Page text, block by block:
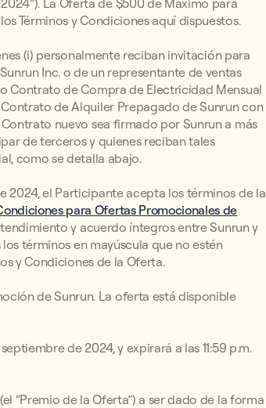
La Oferta de $500 de Maximo para
Términos y Condiciones aquí dispuestos.
(i) personalmente reciban invitación para
Inc. o de un representante de ventas
Contrato de Compra de Electricidad Mensual
de Alquiler Prepagado de Sunrun con
nuevo sea firmado por Sunrun a más
de terceros y quienes reciban tales
como se detalla abajo.
el Participante acepta los términos de la
para Ofertas Promocionales de
y acuerdo íntegros entre Sunrun y
términos en mayúscula que no estén
y Condiciones de la Oferta.
de Sunrun. La oferta está disponible
de 2024, y expirará a las 11:59 p.m.
“Premio de la Oferta”) a ser dado de la forma